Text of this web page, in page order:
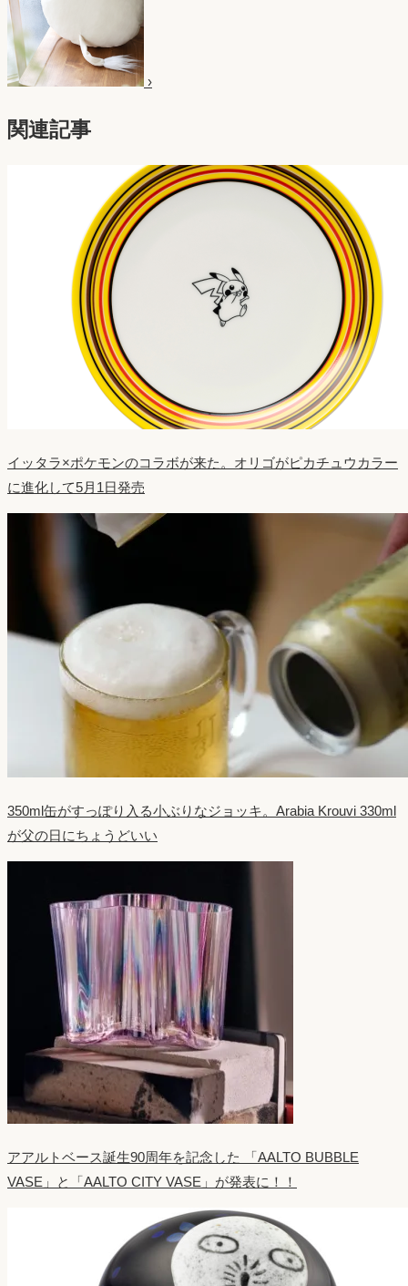
›
関連記事
イッタラ×ポケモンのコラボが来た。オリゴがピカチュウカラー
に進化して5月1日発売
350ml缶がすっぽり入る小ぶりなジョッキ。Arabia Krouvi 330ml
が父の日にちょうどいい
アアルトベース誕生90周年を記念した 「AALTO BUBBLE
VASE」と「AALTO CITY VASE」が発表に！！